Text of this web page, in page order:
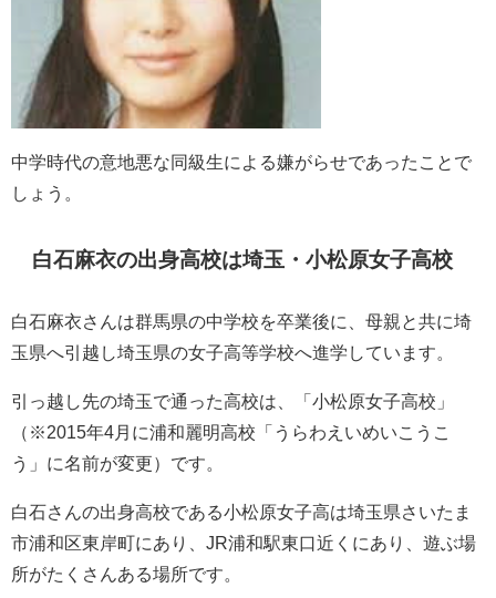
中学時代の意地悪な同級生による嫌がらせであったことで
しょう。
白石麻衣の出身高校は埼玉・小松原女子高校
白石麻衣さんは群馬県の中学校を卒業後に、母親と共に埼
玉県へ引越し埼玉県の女子高等学校へ進学しています。
引っ越し先の埼玉で通った高校は、「小松原女子高校」
（※2015年4月に浦和麗明高校「うらわえいめいこうこ
う」に名前が変更）です。
白石さんの出身高校である小松原女子高は埼玉県さいたま
市浦和区東岸町にあり、JR浦和駅東口近くにあり、遊ぶ場
所がたくさんある場所です。